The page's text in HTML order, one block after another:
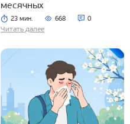
месячных
23 мин. 668 0
Читать далее